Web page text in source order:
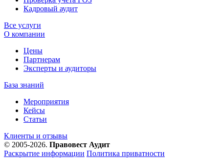
Кадровый аудит
Все услуги
О компании
Цены
Партнерам
Эксперты и аудиторы
База знаний
Мероприятия
Кейсы
Статьи
Клиенты и отзывы
© 2005-2026. Правовест Аудит
Раскрытие информации Политика приватности